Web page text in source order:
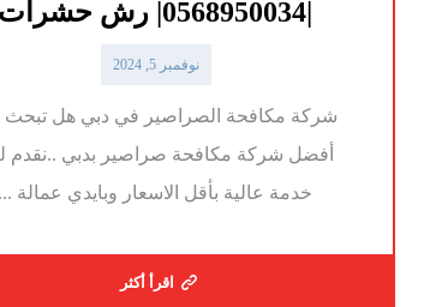
نوفمبر 5, 2024
شركة مكافحة الصراصير في دبي هل
أفضل شركة مكافحة صراصير بدبي ..نقدم
خدمة عالية بأقل الاسعار وبايدي عمالة ...
اقرأ أكثر